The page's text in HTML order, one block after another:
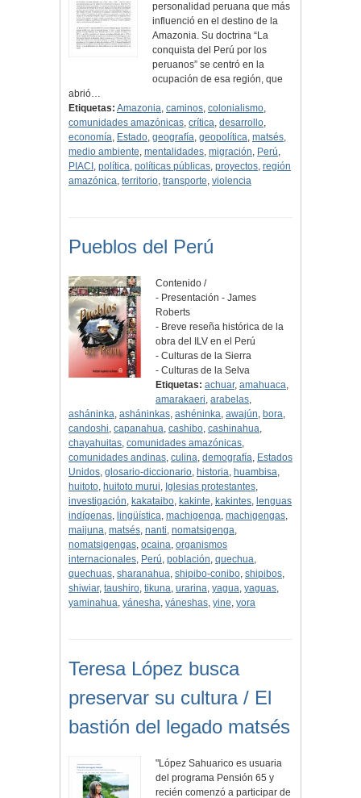
personalidad peruana que más
influenció en el destino de la
Amazonia. Su doctrina “La
conquista del Perú por los
peruanos” se centró en la
ocupación de esa región, que
abrió…
Etiquetas: Amazonia, caminos, colonialismo,
comunidades amazónicas, crítica, desarrollo,
economía, Estado, geografía, geopolítica, matsés,
medio ambiente, mentalidades, migración, Perú,
PIACI , política, políticas públicas, proyectos, región
amazónica, territorio, transporte, violencia
Pueblos del Perú
Contenido /
- Presentación - James
Roberts
- Breve reseña histórica de la
obra del ILV en el Perú
- Culturas de la Sierra
- Culturas de la Selva
Etiquetas: achuar,amahuaca,
amarakaeri,arabelas,
asháninka, asháninkas, ashéninka, awajún, bora,
candoshi, capanahua, cashibo, cashinahua,
chayahuitas, comunidades amazónicas,
comunidades andinas, culina, demografía, Estados
Unidos, glosario-diccionario, historia, huambisa,
huitoto, huitoto murui, Iglesias protestantes,
investigación, kakataibo, kakinte, kakintes, lenguas
indígenas, lingüística, machigenga, machigengas,
maijuna, matsés, nanti, nomatsigenga,
nomatsigengas, ocaina, organismos
internacionales, Perú, población, quechua,
quechuas, sharanahua, shipibo-conibo, shipibos,
shiwiar, taushiro, tikuna, urarina, yagua, yaguas,
yaminahua, yánesha, yáneshas, yine, yora
Teresa López busca
preservar su cultura / El
bastión del legado matsés
"López Sahuarico es usuaria
del programa Pensión 65 y
recién comenzó a participar de